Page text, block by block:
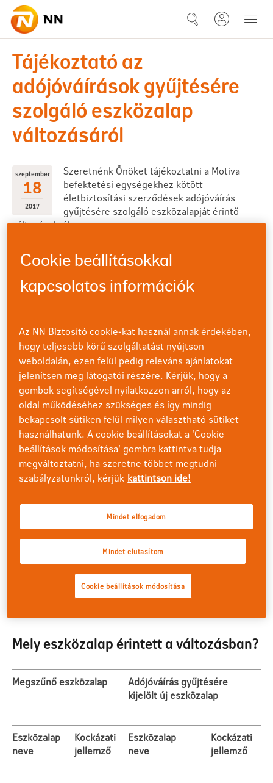
Ugrás a fő tartalomhoz
17-09-18 Tájékoztató az
Tájékoztató az
adójóváírások gyűjtésére
szolgáló eszközalap
változásáról
szeptember
18
2017
Szeretnénk Önöket tájékoztatni a Motiva
befektetési egységekhez kötött
életbiztosítási szerződések adójóváírás
gyűjtésére szolgáló eszközalapját érintő
változásokról.
Mi változik?
2017. október 19-től a Motiva befektetési egységekhez
vegyes eszközalap - A sorozat lesz. Az adójóváírások
gyűjtésére jelenleg szolgáló Biztonság Plusz
eszközalapot 2017. október 18-án bezárjuk.
A megszűnő eszközalapban lévő, az adójóváírás
összegéből képzett Plusz befektetési egységei a zárást
követő második munkanaponautomatikusan és
díjmentesenátkerülnek az Aktív hozamfigyelő vegyes
eszközalap - A sorozat eszközalapba.
Az adójóváírás gyűjtésére szolgáló eszközalap
elsősorban állampapírokba fektet, legfeljebb közepes
kockázatú befektetésnek minősül, és (különös
tekintettel a jelenlegi alacsony hozamkörnyezetre) az
eszközalap várható hozama valamint a termék speciális
jellegéből adódó megtakarítási időtáv alapján megfelelő a
befektetésére; ugyanakkor az aktív portfoliókezelési
szemlélete miatt megfelelő választás a rövidebb
Mely eszközalap érintett a változásban?
Megszűnő eszközalap
Adójóváírás gyűjtésére
kijelölt új eszközalap
Eszközalap
neve
Kockázati
jellemző
Eszközalap
neve
Kockázati
jellemző
Cookie beállításokkal
kapcsolatos információk
Az NN Biztosító cookie-kat használ annak érdekében,
hogy teljesebb körű szolgáltatást nyújtson
weboldalán, ezen felül pedig releváns ajánlatokat
jelenítsen meg látogatói részére. Kérjük, hogy a
gombok segítségével nyilatkozzon arról, hogy az
oldal működéséhez szükséges és így mindig
bekapcsolt sütiken felül milyen választható sütiket
használhatunk. A cookie beállításokat a 'Cookie
beállítások módosítása' gombra kattintva tudja
megváltoztatni, ha szeretne többet megtudni
szabályzatunkról, kérjük kattintson ide!
Mindet elutasítom
Mindet elfogadom
Cookie beállítások módosítása